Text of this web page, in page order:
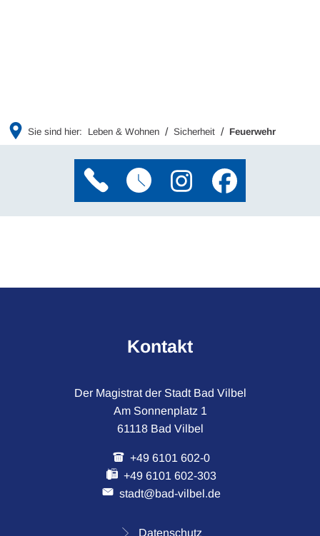
Sie sind hier: Leben & Wohnen Sicherheit Feuerwehr
Kontakt
Der Magistrat der Stadt Bad Vilbel
Am Sonnenplatz 1
61118 Bad Vilbel
+49 6101 602-0
+49 6101 602-303
stadt@bad-vilbel.de
Datenschutz